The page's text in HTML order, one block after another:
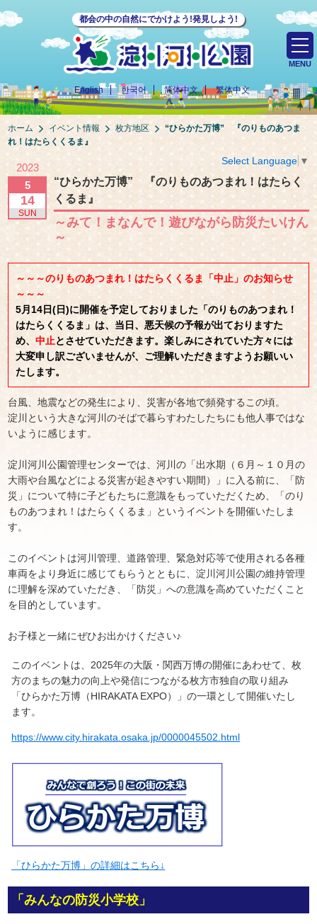
都会の中の自然にでかけよう!発見しよう!
English 한국어 简体中文 繁体中文
MENU
ホーム イベント情報 枚方地区
“ひらかた万博” 『のりものあつま
れ！はたらくくるま』
Select Language ▼
2023
5
14
SUN
“ひらかた万博” 『のりものあつまれ！はたらく
くるま』
～みて！まなんで！遊びながら防災たいけん
～
～～～のりものあつまれ！はたらくくるま「中止」のお知らせ
～～～
5月14日(日)に開催を予定しておりました「のりものあつまれ！
はたらくくるま」は、当日、悪天候の予報が出ておりますた
め、中止とさせていただきます。楽しみにされていた方々には
大変申し訳ございませんが、ご理解いただきますようお願いい
たします。
台風、地震などの発生により、災害が各地で頻発するこの頃。
淀川という大きな河川のそばで暮らすわたしたちにも他人事ではな
いように感じます。
淀川河川公園管理センターでは、河川の「出水期（６月～１０月の
大雨や台風などによる災害が起きやすい期間）」に入る前に、「防
災」について特に子どもたちに意識をもっていただくため、「のり
ものあつまれ！はたらくくるま」というイベントを開催いたしま
す。
このイベントは河川管理、道路管理、緊急対応等で使用される各種
車両をより身近に感じてもらうとともに、淀川河川公園の維持管理
に理解を深めていただき、「防災」への意識を高めていただくこと
を目的としています。
お子様と一緒にぜひお出かけください♪
このイベントは、2025年の大阪・関西万博の開催にあわせて、枚
方のまちの魅力の向上や発信につながる枚方市独自の取り組み
「ひらかた万博（HIRAKATA EXPO）」の一環として開催いたし
ます。
https://www.city.hirakata.osaka.jp/0000045502.html
「ひらかた万博」の詳細はこちら↓
「みんなの防災小学校」